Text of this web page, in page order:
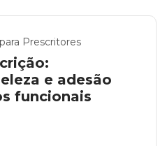
Prescritores
e adesão
funcionais